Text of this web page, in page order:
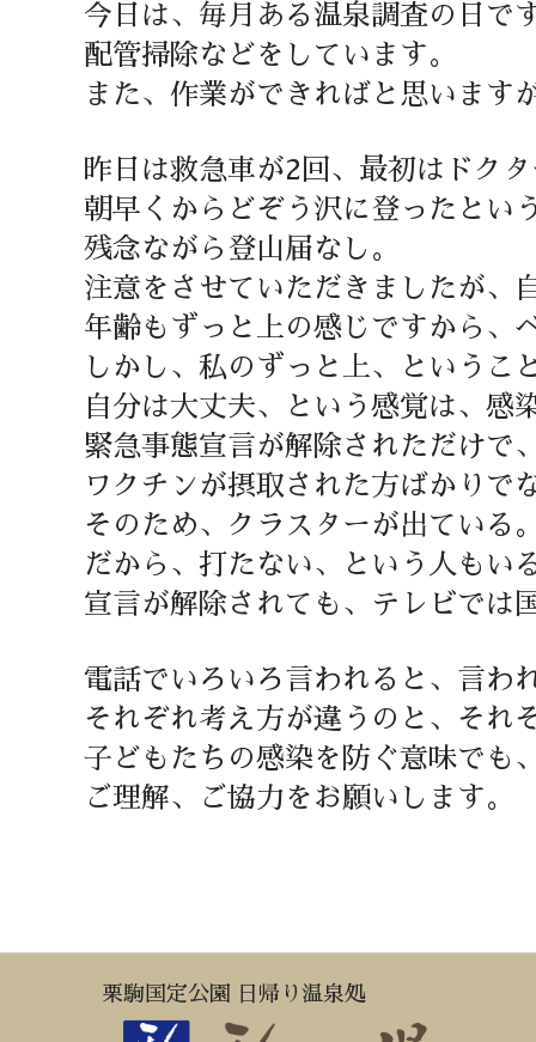
今日は、毎月ある温泉調査の日で
配管掃除などをしています。
また、作業ができればと思います
昨日は救急車が2回、最初はドク
朝早くからどぞう沢に登ったとい
残念ながら登山届なし。
注意をさせていただきましたが、
年齢もずっと上の感じですから
しかし、私のずっと上、というこ
自分は大丈夫、という感覚は、感
緊急事態宣言が解除されただけで
ワクチンが摂取された方ばかりで
そのため、クラスターが出ている
だから、打たない、という人もい
宣言が解除されても、テレビでは
電話でいろいろ言われると、言わ
それぞれ考え方が違うのと、それ
子どもたちの感染を防ぐ意味でも
ご理解、ご協力をお願いします。
栗駒国定公園 日帰り温泉処